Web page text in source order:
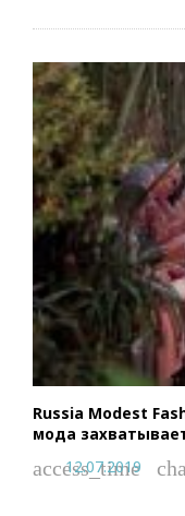
Russia Modest
мода
access_time
12.07.2019